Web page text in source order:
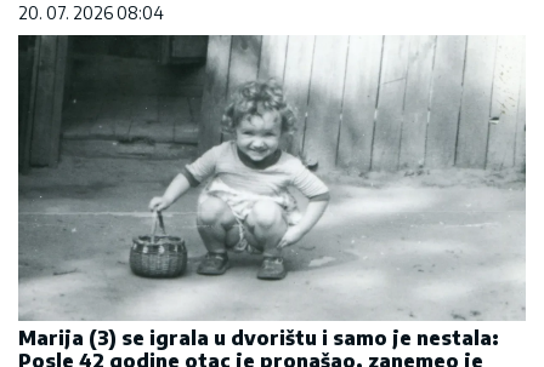
20. 07. 2026 08:04
Marija (3) se igrala u dvorištu i samo je nestala:
Posle 42 godine otac je pronašao, zanemeo je